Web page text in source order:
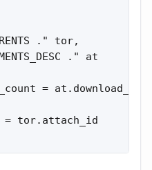
." tor,
." at
=
= tor.attach_id